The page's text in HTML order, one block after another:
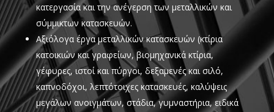
κατεργασία και την ανέγερση των μεταλλικών και
σύμμικτων κατασκευών.
Αξιόλογα έργα μεταλλικών κατασκευών (κτίρια
κατοικιών και γραφείων, βιομηχανικά κτίρια,
γέφυρες, ιστοί και πύργοι, δεξαμενές και σιλό,
καπνοδόχοι, λεπτότοιχες κατασκευές, καλύψεις
μεγάλων ανοιγμάτων, στάδια, γυμναστήρια, ειδικά